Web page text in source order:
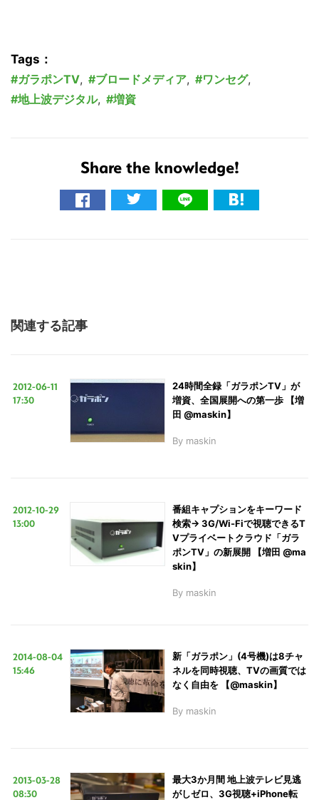
Tags：
ガラポンTV, ブロードメディア, ワンセグ,
地上波デジタル, 増資
Share the knowledge!
関連する記事
2012-06-11
17:30
24時間全録「ガラポンTV」が
増資、全国展開への第一歩 【増
田 @maskin】
By maskin
2012-10-29
13:00
番組キャプションをキーワード
検索→ 3G/Wi-Fiで視聴できるT
Vプライベートクラウド「ガラ
ポンTV」の新展開 【増田 @ma
skin】
By maskin
2014-08-04
15:46
新「ガラポン」(4号機)は8チャ
ネルを同時視聴、TVの画質では
なく自由を 【@maskin】
By maskin
2013-03-28
08:30
最大3か月間 地上波テレビ見逃
がしゼロ、3G視聴+iPhone転
イ
ト
を